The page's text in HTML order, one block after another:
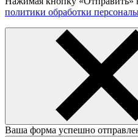
политики обработки
Ваша форма успешно